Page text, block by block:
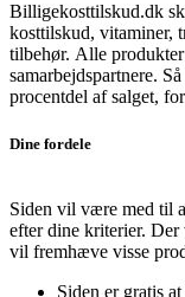
Billigekosttilskud.dk
kosttilskud, vitaminer,
tilbehør. Alle
samarbejdspartnere.
procentdel af salget,
Dine fordele
Siden vil være med til
efter dine kriterier.
vil fremhæve visse
Siden er gratis